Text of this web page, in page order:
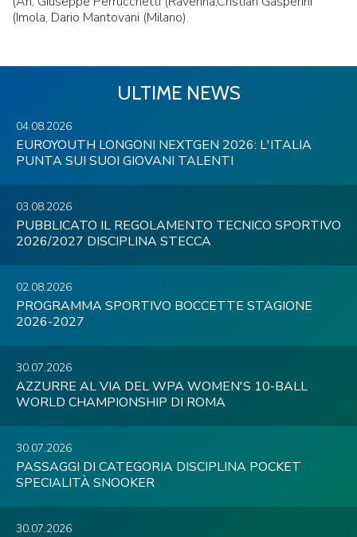
(Imola, Dario Mantovani (Milano).
ULTIME NEWS
04.08.2026
EUROYOUTH LONGONI NEXTGEN 2026: L'ITALIA
PUNTA SUI SUOI GIOVANI TALENTI
03.08.2026
PUBBLICATO IL REGOLAMENTO TECNICO SPORTIVO
2026/2027 DISCIPLINA STECCA
02.08.2026
PROGRAMMA SPORTIVO BOCCETTE STAGIONE
2026-2027
30.07.2026
AZZURRE AL VIA DEL WPA WOMEN'S 10-BALL
WORLD CHAMPIONSHIP DI ROMA
30.07.2026
PASSAGGI DI CATEGORIA DISCIPLINA POCKET
SPECIALITÀ SNOOKER
30.07.2026